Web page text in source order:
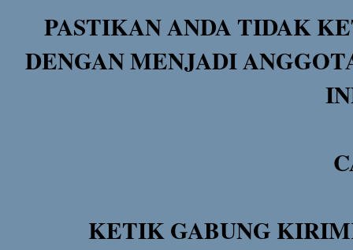
PASTIKAN ANDA TIDAK
DENGAN MENJADI
KETIK GABUNG